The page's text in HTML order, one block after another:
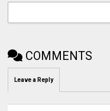
COMMENTS
Leave a Reply